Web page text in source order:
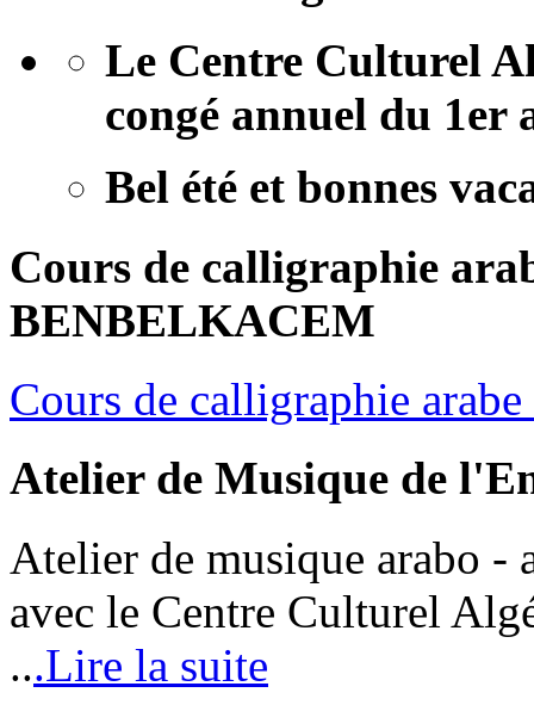
Le Centre Culturel
congé annuel du 1er
Bel été et bonnes
Cours de calligraphie
BENBELKACEM
Cours de calligraphie
Atelier de Musique de
Atelier de musique arabo -
avec le Centre Culturel
...Lire la suite